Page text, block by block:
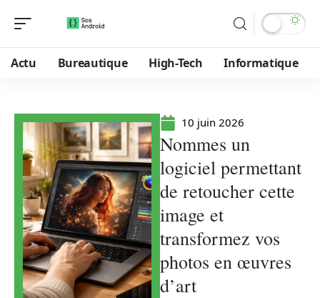
Actu Bureautique High-Tech Informatique
10 juin 2026
Nommes un
logiciel permettant
de retoucher cette
image et
transformez vos
photos en œuvres
d’art